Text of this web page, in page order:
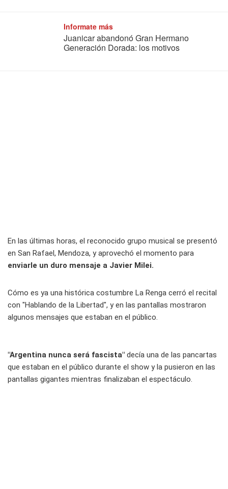
Informate más
Juanicar abandonó Gran Hermano
Generación Dorada: los motivos
En las últimas horas, el reconocido grupo musical se presentó
en San Rafael, Mendoza, y aprovechó el momento para
enviarle un duro mensaje a Javier Milei.
Cómo es ya una histórica costumbre La Renga cerró el recital
con "Hablando de la Libertad", y en las pantallas mostraron
algunos mensajes que estaban en el público.
"Argentina nunca será fascista" decía una de las pancartas
que estaban en el público durante el show y la pusieron en las
pantallas gigantes mientras finalizaban el espectáculo.